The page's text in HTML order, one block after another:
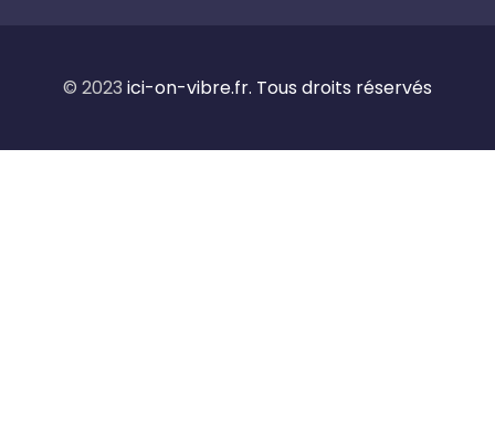
© 2023 ici-on-vibre.fr. Tous droits réservés